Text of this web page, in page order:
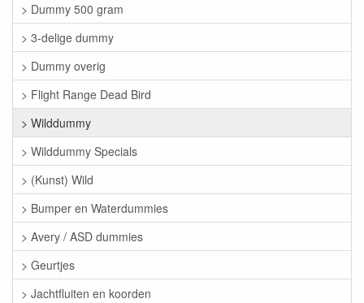
> Dummy 500 gram
> 3-delige dummy
> Dummy overig
> Flight Range Dead Bird
> Wilddummy
> Wilddummy Specials
> (Kunst) Wild
> Bumper en Waterdummies
> Avery / ASD dummies
> Geurtjes
> Jachtfluiten en koorden